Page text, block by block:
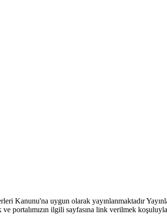
Kanunu'na uygun olarak yayınlanmaktadır
portalımızın ilgili sayfasına link verilmek